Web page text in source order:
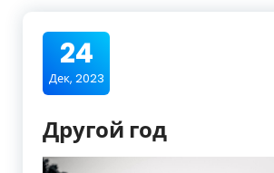
24
Дек, 2023
Другой год